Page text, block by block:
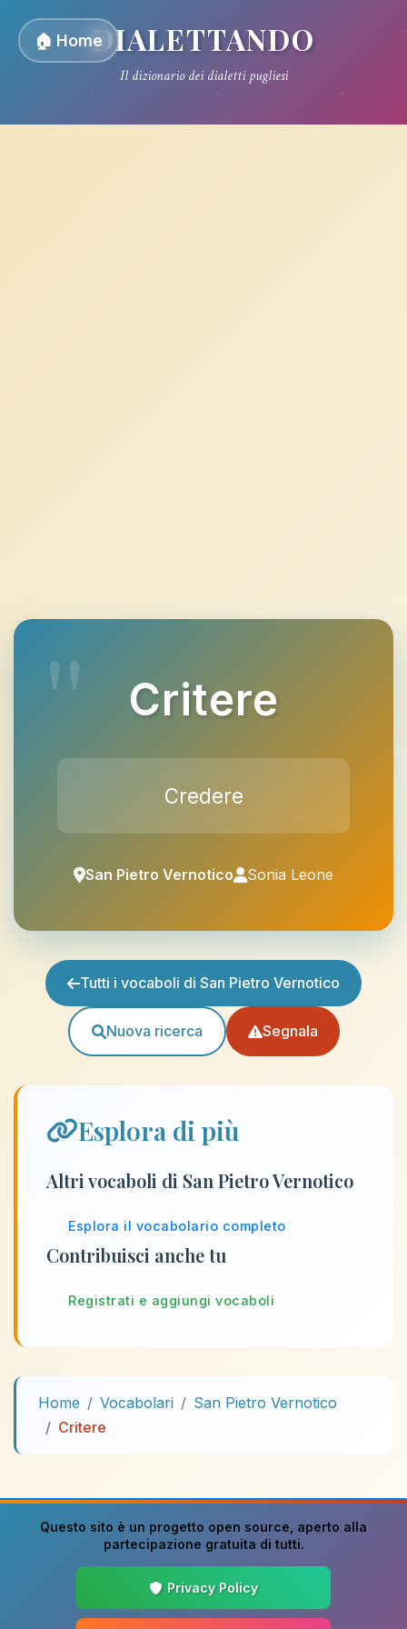
🏠 HomeDIALETTANDO
Il dizionario dei dialetti pugliesi
Critere
Credere
San Pietro Vernotico Sonia Leone
Tutti i vocaboli di San Pietro Vernotico
Nuova ricerca Segnala
Esplora di più
Altri vocaboli di San Pietro Vernotico
Esplora il vocabolario completo
Contribuisci anche tu
Registrati e aggiungi vocaboli
Home Vocabolari
San Pietro Vernotico
Critere
Questo sito è un progetto open source , aperto alla
partecipazione gratuita di tutti.
Privacy Policy